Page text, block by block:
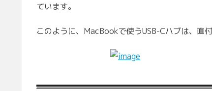
ています。
このように、MacBookで使うUSB-Cハブは、直